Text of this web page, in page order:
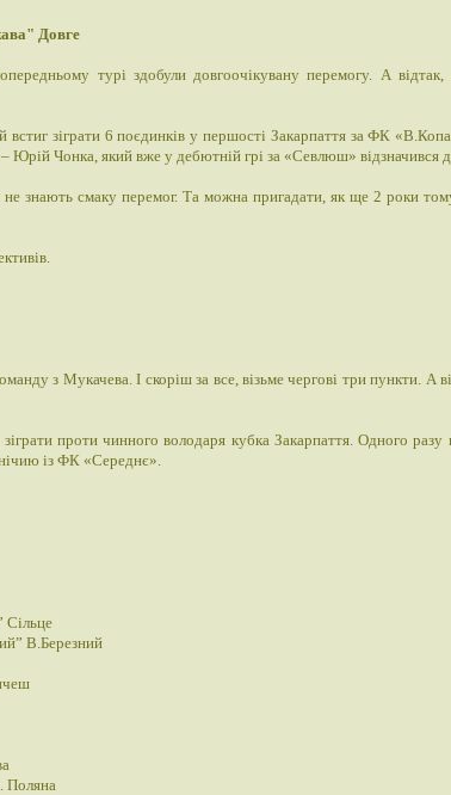
Довге
турі здобули довгоочікувану перемогу. А
встиг зіграти 6 поєдинків у першості Закарпаття за ФК
– Юрій Чонка, який вже у дебютній грі за «Севлюш» відзначився
не знають смаку перемог. Та можна пригадати, як ще 2 роки
з Мукачева. І скоріш за все, візьме чергові три пункти. А
проти чинного володаря кубка Закарпаття. Одного
із ФК «Середнє».
В.Березний
Поляна